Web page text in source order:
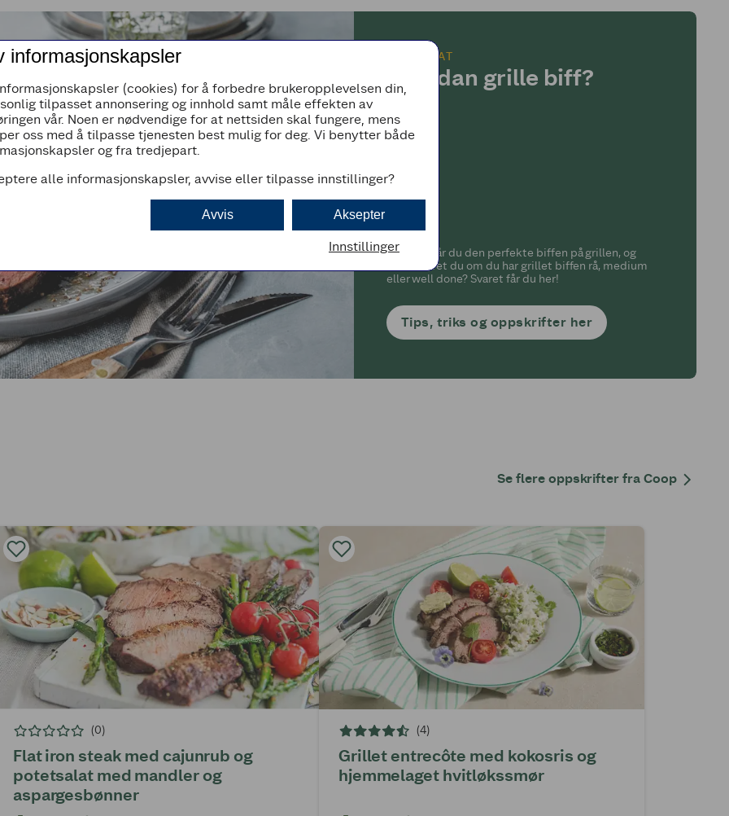
GRILLMAT
Hvordan grille biff?
Hvordan får du den perfekte biffen på grillen, og
hvordan vet du om du har grillet biffen rå, medium
eller well done? Svaret får du her!
Tips, triks og oppskrifter her
Se flere oppskrifter fra Coop
(0)
Flat iron steak med cajunrub og
potetsalat med mandler og
aspargesbønner
(4)
Grillet entrecôte med kokosris og
hjemmelaget hvitløkssmør
informasjonskapsler
(cookies) for å forbedre brukeropplevelsen din,
tilpasset annonsering og innhold samt måle effekten av
vår. Noen er nødvendige for at nettsiden skal fungere, mens
oss med å tilpasse tjenesten best mulig for deg. Vi benytter både
og fra tredjepart.
alle informasjonskapsler, avvise eller tilpasse innstillinger?
Aksepter
Avvis
Innstillinger